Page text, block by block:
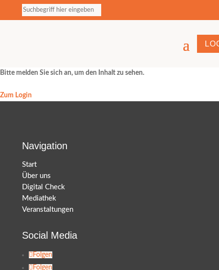
Bitte melden Sie sich an, um den Inhalt zu sehen.
Zum Login
Navigation
Start
Über uns
Digital Check
Mediathek
Veranstaltungen
Social Media
Folgen
Folgen